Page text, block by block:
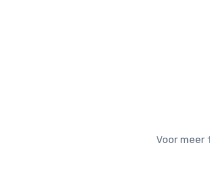
Voor meer